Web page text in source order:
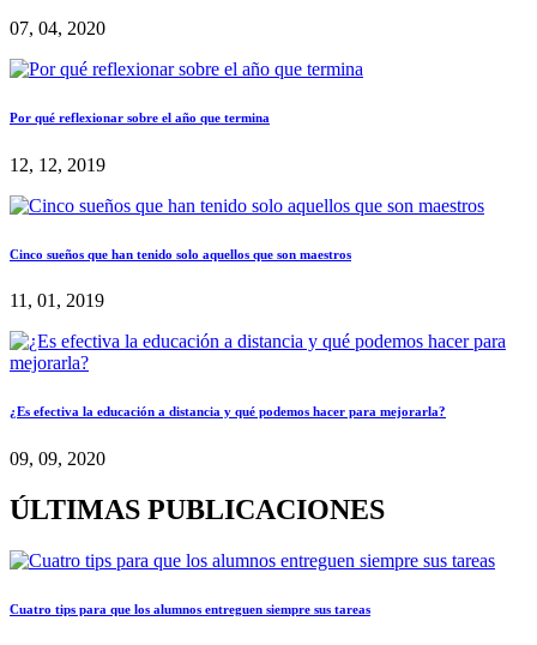
07, 04, 2020
Por qué reflexionar sobre el año que termina
12, 12, 2019
Cinco sueños que han tenido solo aquellos que son maestros
11, 01, 2019
¿Es efectiva la educación a distancia y qué podemos hacer para mejorarla?
09, 09, 2020
ÚLTIMAS PUBLICACIONES
Cuatro tips para que los alumnos entreguen siempre sus tareas